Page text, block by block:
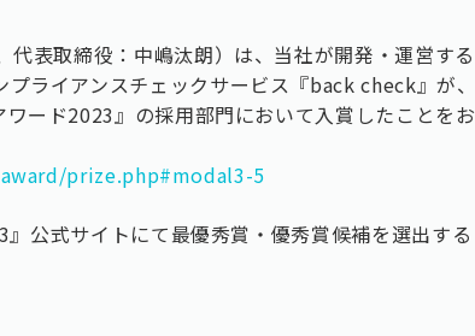
代表取締役：中嶋汰朗）は、当社が開発・運営する
ライアンスチェックサービス『back check』が、
ード2023』の採用部門において入賞したことをお
prize.php#modal3-5
公式サイトにて最優秀賞・優秀賞候補を選出する